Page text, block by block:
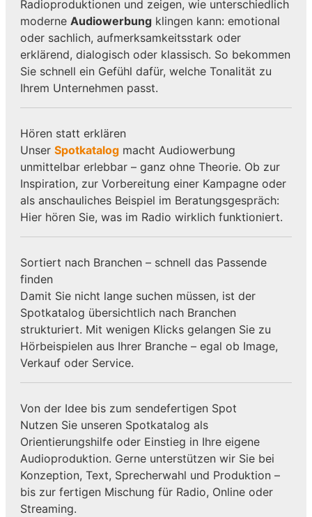
Radioproduktionen und zeigen, wie unterschiedlich
moderne Audiowerbungklingen kann: emotional
oder sachlich, aufmerksamkeitsstark oder
erklärend, dialogisch oder klassisch. So bekommen
Sie schnell ein Gefühl dafür, welche Tonalität zu
Ihrem Unternehmen passt.
Hören statt erklären
Unser Spotkatalogmacht Audiowerbung
unmittelbar erlebbar – ganz ohne Theorie. Ob zur
Inspiration, zur Vorbereitung einer Kampagne oder
als anschauliches Beispiel im Beratungsgespräch:
Hier hören Sie, was im Radio wirklich funktioniert.
Sortiert nach Branchen – schnell das Passende
finden
Damit Sie nicht lange suchen müssen, ist der
Spotkatalog übersichtlich nach Branchen
strukturiert. Mit wenigen Klicks gelangen Sie zu
Hörbeispielen aus Ihrer Branche – egal ob Image,
Verkauf oder Service.
Von der Idee bis zum sendefertigen Spot
Nutzen Sie unseren Spotkatalog als
Orientierungshilfe oder Einstieg in Ihre eigene
Audioproduktion. Gerne unterstützen wir Sie bei
Konzeption, Text, Sprecherwahl und Produktion –
bis zur fertigen Mischung für Radio, Online oder
Streaming.